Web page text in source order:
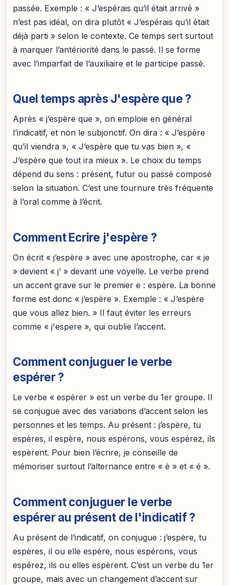
passée. Exemple : « J’espérais qu’il était arrivé »
n’est pas idéal, on dira plutôt « J’espérais qu’il était
déjà parti » selon le contexte. Ce temps sert surtout
à marquer l’antériorité dans le passé. Il se forme
avec l’imparfait de l’auxiliaire et le participe passé.
Quel temps après J'espère que ?
Après « j’espère que », on emploie en général
l’indicatif, et non le subjonctif. On dira : « J’espère
qu’il viendra », « J’espère que tu vas bien », «
J’espère que tout ira mieux ». Le choix du temps
dépend du sens : présent, futur ou passé composé
selon la situation. C’est une tournure très fréquente
à l’oral comme à l’écrit.
Comment Ecrire j'espère ?
On écrit « j’espère » avec une apostrophe, car « je
» devient « j’ » devant une voyelle. Le verbe prend
un accent grave sur le premier e : espère. La bonne
forme est donc « j’espère ». Exemple : « J’espère
que vous allez bien. » Il faut éviter les erreurs
comme « j'espere », qui oublie l’accent.
Comment conjuguer le verbe
espérer ?
Le verbe « espérer » est un verbe du 1er groupe. Il
se conjugue avec des variations d’accent selon les
personnes et les temps. Au présent : j’espère, tu
espères, il espère, nous espérons, vous espérez, ils
espèrent. Pour bien l’écrire, je conseille de
mémoriser surtout l’alternance entre « è » et « é ».
Comment conjuguer le verbe
espérer au présent de l'indicatif ?
Au présent de l’indicatif, on conjugue : j’espère, tu
espères, il ou elle espère, nous espérons, vous
espérez, ils ou elles espèrent. C’est un verbe du 1er
groupe, mais avec un changement d’accent sur